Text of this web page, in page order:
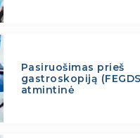
Pasiruošimas prieš
gastroskopiją
atmintinė